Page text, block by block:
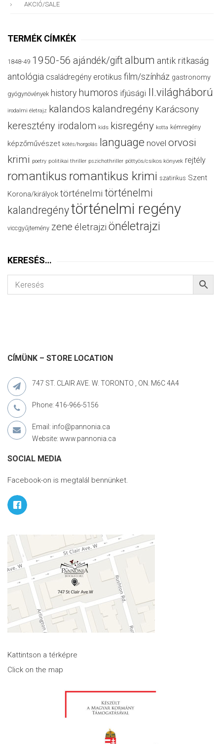
AKCIÓ/SALE
TERMÉK CÍMKÉK
1848-49 1950-56 ajándék/giftalbum antik ritkaság
antológia családregény erotikus film/színház gastronomy
gyógynövények history humoros ifjúsági II.világháború
irodalmi életrajz kalandos kalandregény Karácsony
keresztény irodalom kids kisregény kotta kémregény
képzőművészet kötés/horgolás language novel orvosi
krimi poetry politikai thriller pszichothriller pöttyös/csíkos könyvek rejtély
romantikus romantikus krimi szatirikus Szent
Korona/királyok történelmi történelmi
kalandregénytörténelmi regény
viccgyűjtemény zene életrajzi önéletrajzi
KERESÉS…
CÍMÜNK – STORE LOCATION
747 ST. CLAIR AVE. W. TORONTO , ON. M6C 4A4
Phone: 416-966-5156
Email: info@pannonia.ca
Website: www.pannonia.ca
SOCIAL MEDIA
Facebook-on is megtalál bennünket.
Kattintson a térképre
Click on the map